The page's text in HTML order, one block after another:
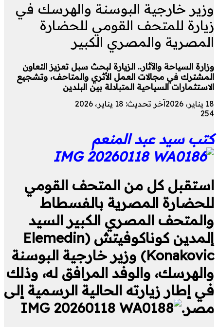
وزير خارجية البوسنة والهرسك في
زيارة للمتحف القومي للحضارة
المصرية والمصري الكبير
وزارة السياحة والآثار.. الزيارة لبحث سبل تعزيز التعاون
المشترك في مجالات العمل الأثري والمتاحف، وتشجيع
الاستثمارات السياحية المتبادلة بين البلدين
18 يناير، 2026
آخر تحديث: 18 يناير، 2026
254
كتب سيد عبد المنعم
استقبل كل من المتحف القومي
للحضارة المصرية بالفسطاط
والمتحف المصري الكبير السيد
إلمدين كوناكوفيتش (Elemedin
Konakovic) وزير خارجية البوسنة
والهرسك، والوفد المرافق له، وذلك
في إطار زيارته الحالية الرسمية إلى
مصر.